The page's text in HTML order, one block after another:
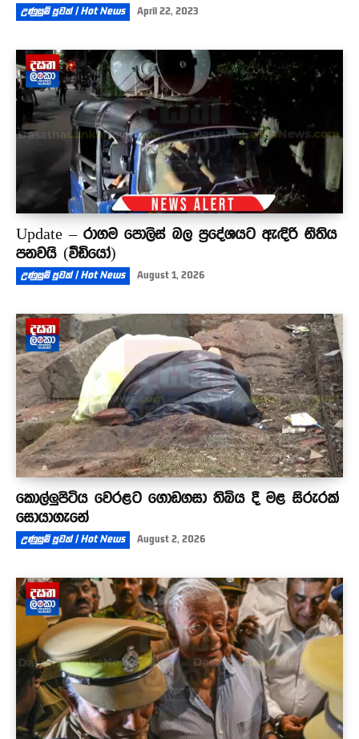
උණුසුම් පුවත් | Hot News April 22, 2023
Update – රාගම පොලිස් බල ප්‍රදේශයට ඇඳිරි නීතිය
පනවයි (වීඩියෝ)
උණුසුම් පුවත් | Hot News August 1, 2026
කොල්ලුපිටිය වෙරළට ගොඩගසා තිබිය දී මළ සිරුරක්
සොයාගැනේ
උණුසුම් පුවත් | Hot News August 2, 2026